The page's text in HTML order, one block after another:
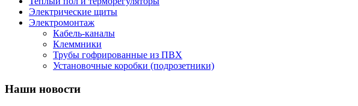
Электрические щиты
Электромонтаж
Кабель-каналы
Клеммники
Трубы гофрированные из ПВХ
Установочные коробки (подрозетники)
Наши новости